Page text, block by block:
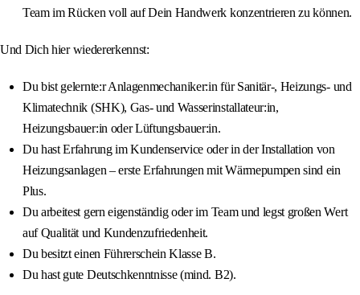
Team im Rücken voll auf Dein Handwerk konzentrieren zu können.
Und Dich hier wiedererkennst:
Du bist gelernte:r Anlagenmechaniker:in für Sanitär-, Heizungs- und
Klimatechnik (SHK), Gas- und Wasserinstallateur:in,
Heizungsbauer:in oder Lüftungsbauer:in.
Du hast Erfahrung im Kundenservice oder in der Installation von
Heizungsanlagen – erste Erfahrungen mit Wärmepumpen sind ein
Plus.
Du arbeitest gern eigenständig oder im Team und legst großen Wert
auf Qualität und Kundenzufriedenheit.
Du besitzt einen Führerschein Klasse B.
Du hast gute Deutschkenntnisse (mind. B2).